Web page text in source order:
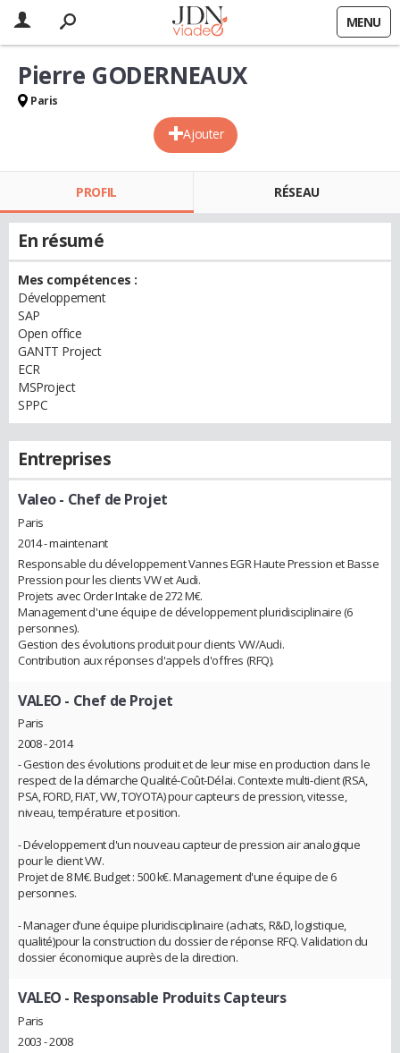
MENU
Ajouter
Pierre GODERNEAUX
Paris
PROFIL RÉSEAU
En résumé
Mes compétences :
Développement
SAP
Open office
GANTT Project
ECR
MSProject
SPPC
Entreprises
Valeo- Chef de Projet
Paris
2014 - maintenant
Responsable du développement Vannes EGR Haute Pression et Basse
Pression pour les clients VW et Audi.
Projets avec Order Intake de 272 M€.
Management d'une équipe de développement pluridisciplinaire (6
personnes).
Gestion des évolutions produit pour clients VW/Audi.
Contribution aux réponses d'appels d'offres (RFQ).
VALEO - Chef de Projet
Paris
2008 - 2014
- Gestion des évolutions produit et de leur mise en production dans le
respect de la démarche Qualité-Coût-Délai. Contexte multi-client (RSA,
PSA, FORD, FIAT, VW, TOYOTA) pour capteurs de pression, vitesse,
niveau, température et position.
- Développement d'un nouveau capteur de pression air analogique
pour le client VW.
Projet de 8 M€. Budget : 500 k€. Management d'une équipe de 6
personnes.
- Manager d’une équipe pluridisciplinaire (achats, R&D, logistique,
qualité)pour la construction du dossier de réponse RFQ. Validation du
dossier économique auprès de la direction.
VALEO - Responsable Produits Capteurs
Paris
2003 - 2008